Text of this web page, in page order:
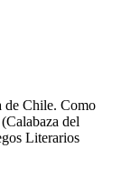
de Chile. Como
(Calabaza del
Literarios